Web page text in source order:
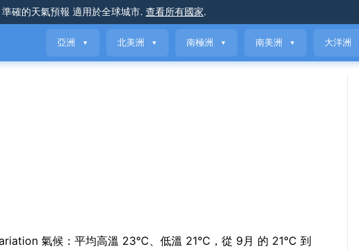
準確的天氣預報 適用於全球城市. 查看所有國家.
亞洲 ▼ 北美洲 ▼ 南極洲 ▼ 南美洲 ▼ 大洋洲
氣候：平均高溫 23°C、低溫 21°C，從 9月 的 21°C 到